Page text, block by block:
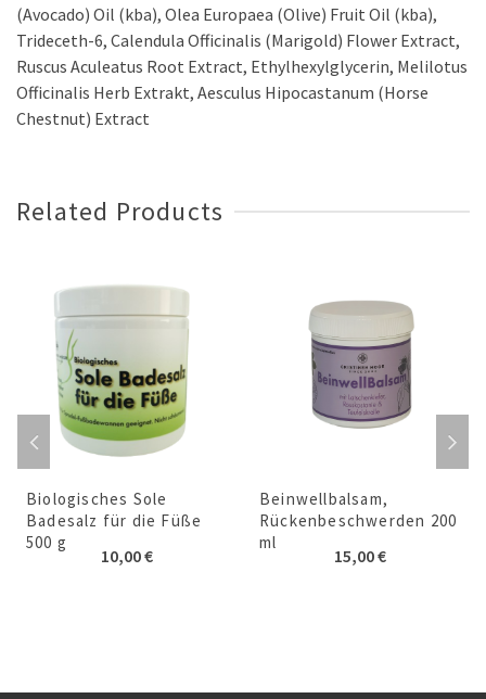
(Avocado) Oil (kba), Olea Europaea (Olive) Fruit Oil (kba),
Trideceth-6, Calendula Officinalis (Marigold) Flower Extract,
Ruscus Aculeatus Root Extract, Ethylhexylglycerin, Melilotus
Officinalis Herb Extrakt, Aesculus Hipocastanum (Horse
Chestnut) Extract
Related Products
Biologisches Sole
Badesalz für die Füße
500 g
10,00€
Beinwellbalsam,
Rückenbeschwerden 200
ml
15,00€